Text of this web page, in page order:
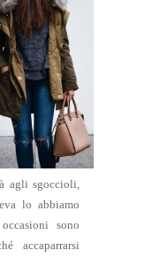
agli sgoccioli,
lo abbiamo
sono
accaparrarsi